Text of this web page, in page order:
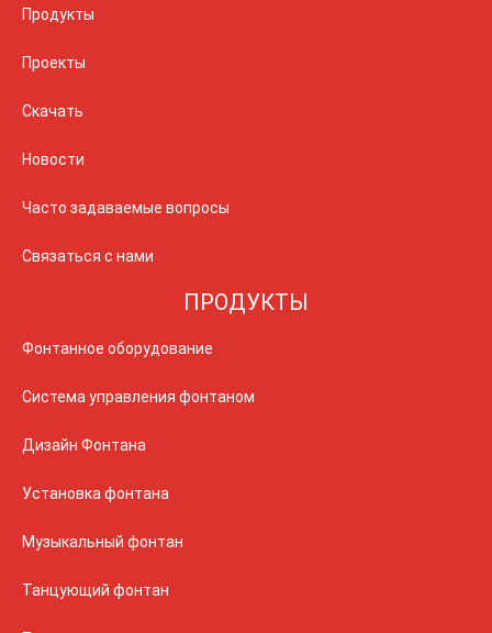
Продукты
Проекты
Скачать
Новости
Часто задаваемые вопросы
Связаться с нами
ПРОДУКТЫ
Фонтанное оборудование
Система управления фонтаном
Дизайн Фонтана
Установка фонтана
Музыкальный фонтан
Танцующий фонтан